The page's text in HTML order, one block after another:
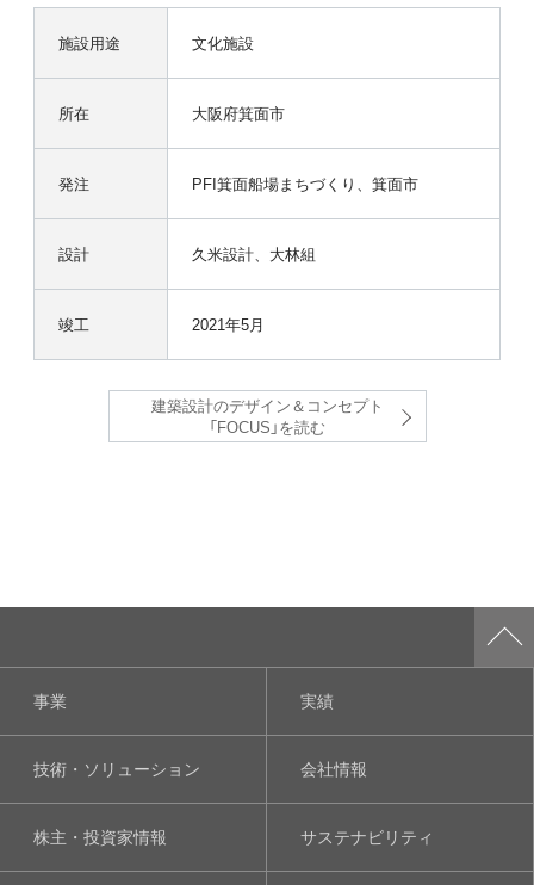
施設用途 文化施設
所在 大阪府箕面市
発注 PFI箕面船場まちづくり、箕面市
設計 久米設計、大林組
竣工 2021年5月
建築設計のデザイン＆コンセプト
「FOCUS」を読む
事業 実績
技術・ソリューション 会社情報
株主・投資家情報 サステナビリティ